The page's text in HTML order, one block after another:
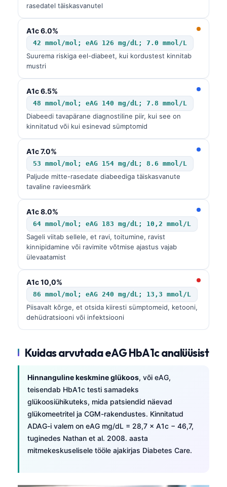
rasedatel täiskasvanutel
A1c 6.0%
42 mmol/mol; eAG 126 mg/dL; 7.0 mmol/L
Suurema riskiga eel-diabeet, kui kordustest kinnitab
mustri
A1c 6.5%
48 mmol/mol; eAG 140 mg/dL; 7.8 mmol/L
Diabeedi tavapärane diagnostiline piir, kui see on
kinnitatud või kui esinevad sümptomid
A1c 7.0%
53 mmol/mol; eAG 154 mg/dL; 8.6 mmol/L
Paljude mitte-rasedate diabeediga täiskasvanute
tavaline ravieesmärk
A1c 8.0%
64 mmol/mol; eAG 183 mg/dL; 10,2 mmol/L
Sageli viitab sellele, et ravi, toitumine, ravist
kinnipidamine või ravimite võtmise ajastus vajab
ülevaatamist
A1c 10,0%
86 mmol/mol; eAG 240 mg/dL; 13,3 mmol/L
Piisavalt kõrge, et otsida kiiresti sümptomeid, ketooni,
dehüdratsiooni või infektsiooni
Kuidas arvutada eAG HbA1c analüüsist
Hinnanguline keskmine glükoos, või eAG,
teisendab HbA1c testi samadeks
glükoosiühikuteks, mida patsiendid näevad
glükomeetritel ja CGM-rakendustes. Kinnitatud
ADAG-i valem on eAG mg/dL = 28,7 × A1c − 46,7,
tuginedes Nathan et al. 2008. aasta
mitmekeskuselisele tööle ajakirjas Diabetes Care.